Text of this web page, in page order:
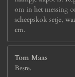
om in het messing
scheepskok setje,
cm.
Tom Maas
Beste,